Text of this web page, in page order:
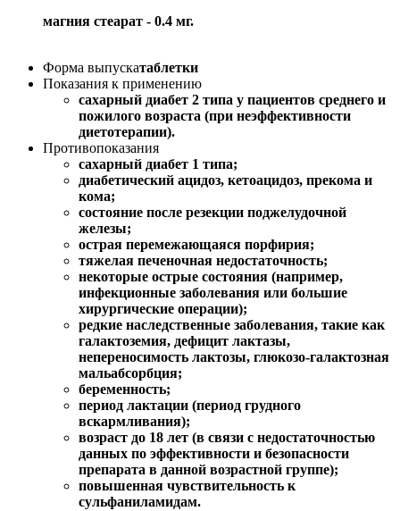
магния стеарат - 0.4 мг.
Форма выпускатаблетки
Показания к применению
сахарный диабет 2 типа у пациентов среднего и
пожилого возраста (при неэффективности
диетотерапии).
Противопоказания
сахарный диабет 1 типа;
диабетический ацидоз, кетоацидоз, прекома и
кома;
состояние после резекции поджелудочной
железы;
острая перемежающаяся порфирия;
тяжелая печеночная недостаточность;
некоторые острые состояния (например,
инфекционные заболевания или большие
хирургические операции);
редкие наследственные заболевания, такие как
галактоземия, дефицит лактазы,
непереносимость лактозы, глюкозо-галактозная
мальабсорбция;
беременность;
период лактации (период грудного
вскармливания);
возраст до 18 лет (в связи с недостаточностью
данных по эффективности и безопасности
препарата в данной возрастной группе);
повышенная чувствительность к
сульфаниламидам.